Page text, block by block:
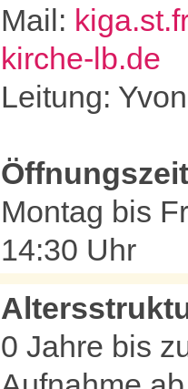
Mail:
kirche-lb.de
Leitung:
Montag bis
14:30 Uhr
0 Jahre bis